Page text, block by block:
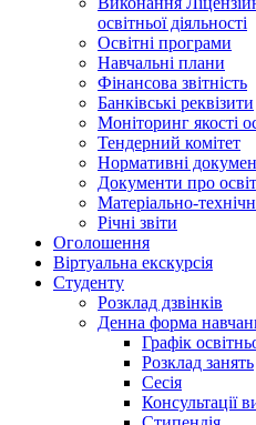
освітньої діяльності
Освітні програми
Навчальні плани
Фінансова звітність
Банківські реквізити
Моніторинг якості
Тендерний комітет
Нормативні
Документи про
Матеріально-
Річні звіти
Оголошення
Віртуальна екскурсія
Студенту
Розклад дзвінків
Денна форма
Графік
Розклад занять
Сесія
Консультації